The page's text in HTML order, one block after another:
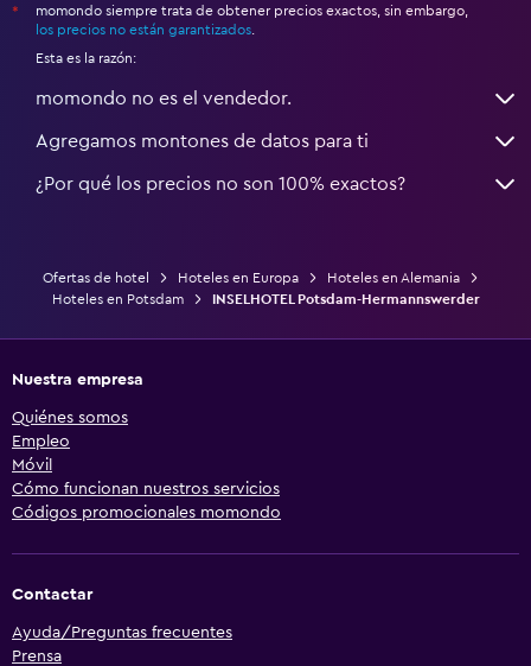
*
momondo siempre trata de obtener precios exactos, sin embargo,
los precios no están garantizados
Esta es la razón:
momondo no es el vendedor.
Agregamos montones de datos para ti
¿Por qué los precios no son 100% exactos?
Ofertas de hotel Hoteles en Europa
Hoteles en Alemania
Hoteles en Potsdam
INSELHOTEL Potsdam-Hermannswerder
Nuestra empresa
Quiénes somos
Empleo
Móvil
Cómo funcionan nuestros servicios
Códigos promocionales momondo
Contactar
Ayuda/Preguntas frecuentes
Prensa